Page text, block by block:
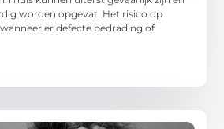
worden opgevat. Het risico op
er defecte bedrading of